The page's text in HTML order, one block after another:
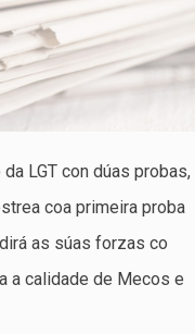
LGT con dúas probas,
coa primeira proba
as súas forzas co
a calidade de Mecos e